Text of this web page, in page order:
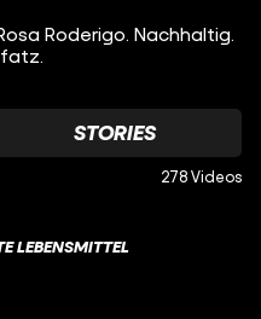
Roderigo. Nachhaltig.
STORIES
278 Videos
LEBENSMITTEL